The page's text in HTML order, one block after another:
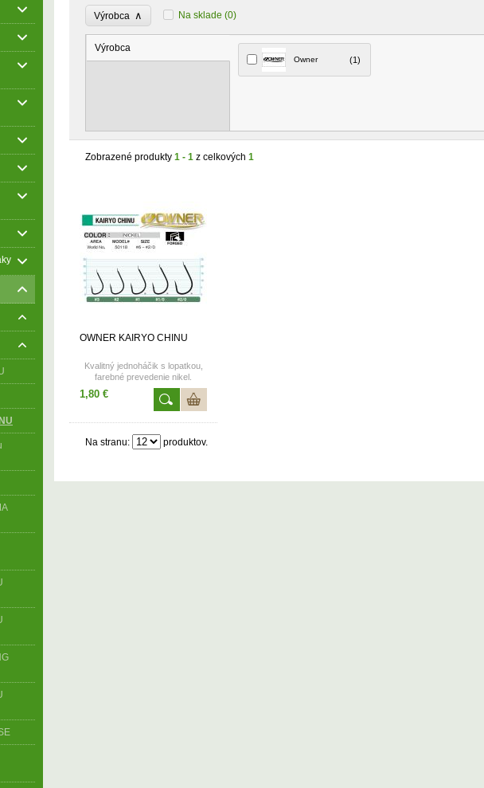
Výrobca ∧ Na sklade (0)
Výrobca
Owner (1)
Zobrazené produkty 1 - 1 z celkových 1
OWNER KAIRYO CHINU
Kvalitný jednoháčik s lopatkou,
farebné prevedenie nikel.
Dostupné vo veľkostiach 2, 1,
1,80 €
Na stranu: produktov.